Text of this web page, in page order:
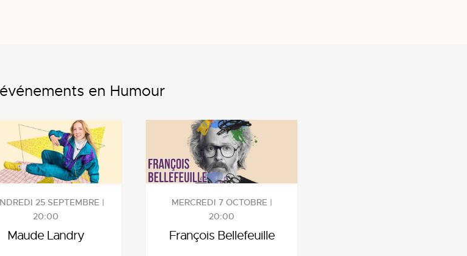
en Humour
25 SEPTEMBRE |
20:00
Maude Landry
MERCREDI 7 OCTOBRE |
20:00
François Bellefeuille